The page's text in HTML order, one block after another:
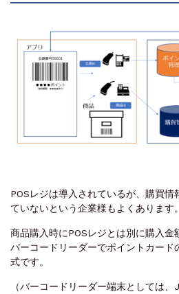
POSレジは導入されているが、購買
ていないという企業様もよくあります。
商品購入時にPOSレジとは別に購入金
バーコードリーダーでポイントカード
式です。
（バーコードリーダー端末としては